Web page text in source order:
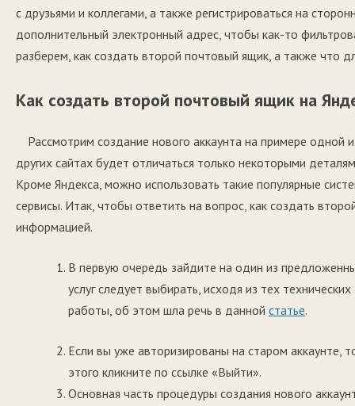
с друзьями и коллегами, а также регистрироваться на
дополнительный электронный адрес, чтобы как-то
разберем, как создать второй почтовый ящик, а также что
Как создать второй почтовый ящик на
Рассмотрим создание нового аккаунта на примере одной
других сайтах будет отличаться только некоторыми
Кроме Яндекса, можно использовать такие популярные
сервисы. Итак, чтобы ответить на вопрос, как создать
информацией.
В первую очередь зайдите на один из
услуг следует выбирать, исходя из тех
работы, об этом шла речь в данной статье.
Если вы уже авторизированы на старом аккаунте,
этого кликните по ссылке «Выйти».
Основная часть процедуры создания нового